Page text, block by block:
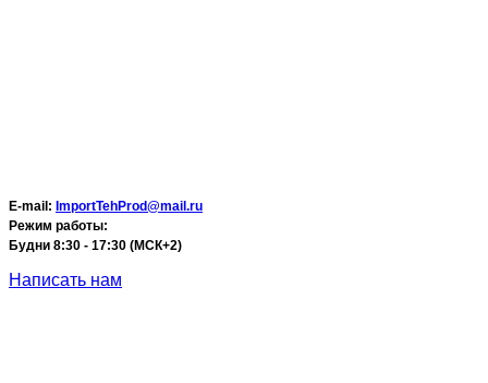
E-mail: ImportTehProd@mail.ru
Режим работы:
Будни 8:30 - 17:30 (МСК+2)
Написать нам